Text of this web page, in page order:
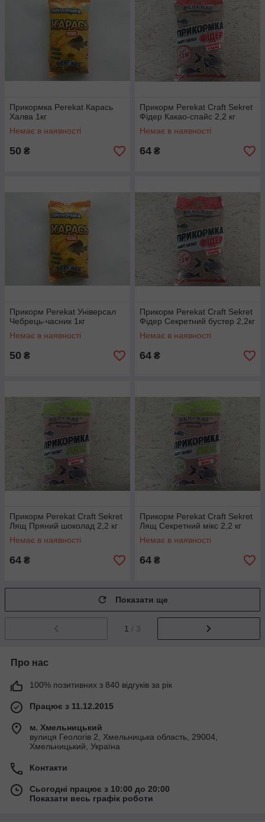
Прикормка Perekat Карась
Халва 1кг
Немає в наявності
50 ₴
Прикорм Perekat Craft Sekret
Фідер Какао-спайс 2,2 кг
Немає в наявності
64 ₴
Прикорм Perekat Універсал
Чебрець-часник 1кг
Немає в наявності
50 ₴
Прикорм Perekat Craft Sekret
Фідер Секретний бустер 2,2кг
Немає в наявності
64 ₴
Прикорм Perekat Craft Sekret
Лящ Пряний шоколад 2,2 кг
Немає в наявності
64 ₴
Прикорм Perekat Craft Sekret
Лящ Секретний мікс 2,2 кг
Немає в наявності
64 ₴
Показати ще
1 / 3
Про нас
100% позитивних з 840 відгуків за рік
Працює з 11.12.2015
м. Хмельницький
вулиця Геологів 2, Хмельницька область, 29004,
Хмельницький, Україна
Контакти
Сьогодні працює з 10:00 до 20:00
Показати весь графік роботи